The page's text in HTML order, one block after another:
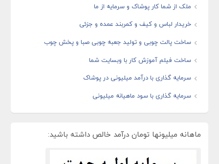
ملک از شما کار پوشاک و سرمایه از ما
خریدار لباس و کیف و کمربند عمده و جزئی
ساخت پالت چوبی و تولید جعبه چوبی صبا و پخش چوب
ساخت فیلم آموزش کار با وبسایت شما
سرمایه گذاری با درآمد میلیونی در پوشاک
سرمایه گذاری با سود ماهیانه میلیونی
ماهانه میلیونها تومان درآمد خالص داشته باشید: